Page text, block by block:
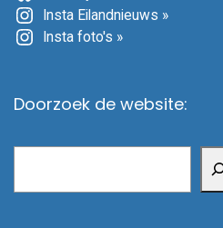
Insta Eilandnieuws »
Insta foto's »
Doorzoek de website: